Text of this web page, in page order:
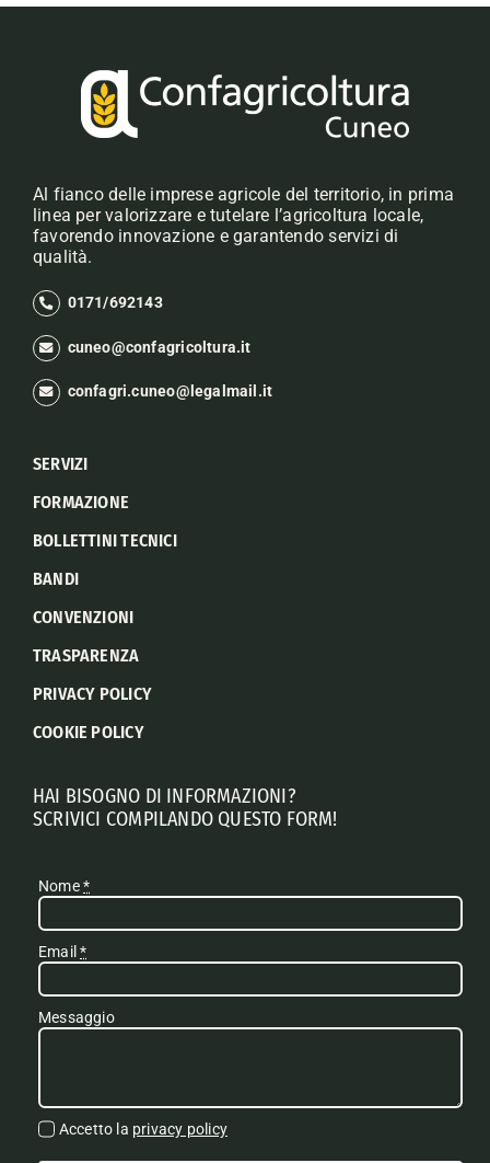
Al fianco delle imprese agricole del territorio, in prima
linea per valorizzare e tutelare l’agricoltura locale,
favorendo innovazione e garantendo servizi di
qualità.
0171/692143
cuneo@confagricoltura.it
confagri.cuneo@legalmail.it
SERVIZI
FORMAZIONE
BOLLETTINI TECNICI
BANDI
CONVENZIONI
TRASPARENZA
PRIVACY POLICY
COOKIE POLICY
HAI BISOGNO DI INFORMAZIONI?
SCRIVICI COMPILANDO QUESTO FORM!
Nome*
Email*
Messaggio
Accetto la privacy policy